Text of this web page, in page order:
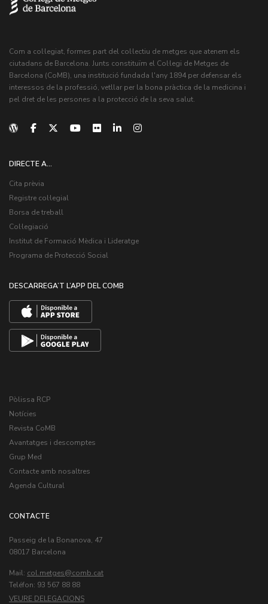
Com a col·legiat, formes part del col·lectiu de metges que atenem els
ciutadans de Barcelona. Junts constituïm el Col·legi de Metges de
Barcelona (CoMB), una institució fundada l'any 1894 per defensar els
interessos de la professió, vetllar per la bona pràctica de la medicina i
pel dret de les persones a la protecció de la seva salut.
DIRECTE A...
Cita prèvia
Registre col·legial
Borsa de treball
Col·legiació
Institut de Formació Mèdica i Lideratge
Programa de Protecció Social
DESCARREGA’T L’APP DEL COMB
Pòlissa RCP
Notícies
Revista CoMB
Avantatges i descomptes
Grup Med
Contacte amb nosaltres
Agenda Cultural
CONTACTE
Passeig de la Bonanova, 47
08017 Barcelona
Mail: col.metges
Teléfon: 93 567 88 88
VEURE DELEGACIONS